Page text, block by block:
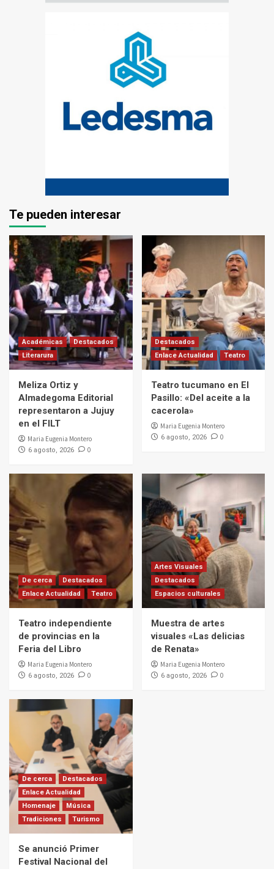
Te pueden interesar
Académicas
Destacados
Literarura
Meliza Ortiz y
Almadegoma Editorial
representaron a Jujuy
en el FILT
Maria Eugenia Montero
6 agosto, 2026 0
Destacados
Enlace Actualidad
Teatro
Teatro tucumano en El
Pasillo: «Del aceite a la
cacerola»
Maria Eugenia Montero
6 agosto, 2026 0
De cerca
Destacados
Enlace Actualidad
Teatro
Teatro independiente
de provincias en la
Feria del Libro
Maria Eugenia Montero
6 agosto, 2026 0
Artes Visuales
Destacados
Espacios culturales
Muestra de artes
visuales «Las delicias
de Renata»
Maria Eugenia Montero
6 agosto, 2026 0
De cerca
Destacados
Enlace Actualidad
Homenaje
Música
Tradiciones
Turismo
Se anunció Primer
Festival Nacional del